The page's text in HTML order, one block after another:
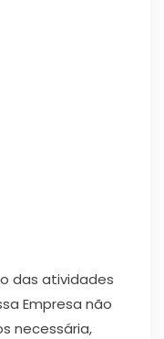
das atividades
Empresa não
necessária,